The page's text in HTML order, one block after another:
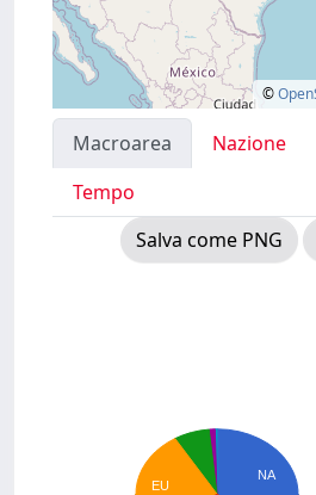
©
Macroarea Nazione
Tempo
Salva come PNG
NA
EU